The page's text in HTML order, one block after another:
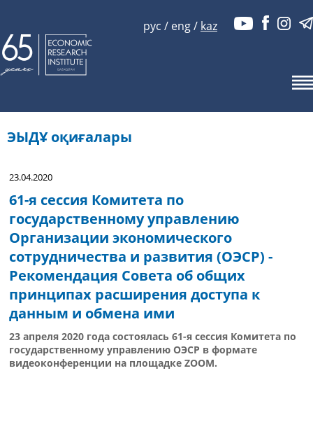
рус / eng/ kaz
ЭЫДҰ оқиғалары
23.04.2020
61-я сессия Комитета по
государственному управлению
Организации экономического
сотрудничества и развития (ОЭСР) -
Рекомендация Совета об общих
принципах расширения доступа к
данным и обмена ими
23 апреля 2020 года состоялась 61-я сессия Комитета по
государственному управлению ОЭСР в формате
видеоконференции на площадке ZOOM.